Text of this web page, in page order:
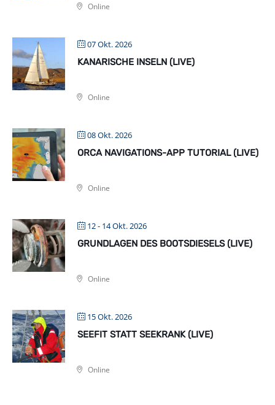
Online
07 Okt. 2026
KANARISCHE INSELN (LIVE)
Online
08 Okt. 2026
ORCA NAVIGATIONS-APP TUTORIAL (LIVE)
Online
12 - 14 Okt. 2026
GRUNDLAGEN DES BOOTSDIESELS (LIVE)
Online
15 Okt. 2026
SEEFIT STATT SEEKRANK (LIVE)
Online